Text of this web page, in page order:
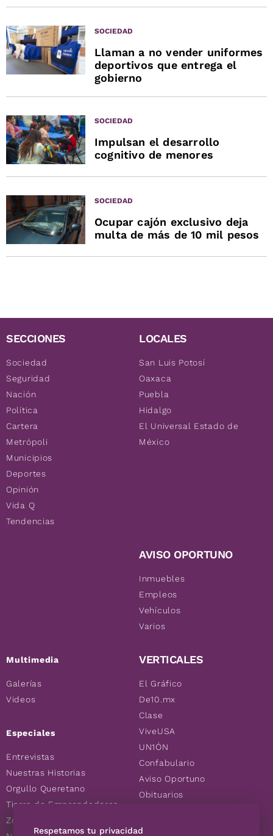
SOCIEDAD
Llaman a no vender uniformes
deportivos que entrega el
gobierno
SOCIEDAD
Impulsan el desarrollo
cognitivo de menores
SOCIEDAD
Ocupar cajón exclusivo deja
multa de más de 10 mil pesos
SECCIONES
Sociedad
Seguridad
Nación
Política
Cartera
Metrópoli
Municipios
Deportes
Opinión
Vida Q
Tendencias
Multimedia
Galerías
Videos
Especiales
Entrevistas
Nuestras Historias
Orgullo Queretano
Tierra de Emprendedores
Zoociales
LOCALES
San Luis Potosí
Oaxaca
Puebla
Hidalgo
El Universal Estado de
México
AVISO OPORTUNO
Inmuebles
Empleos
Vehículos
Varios
VERTICALES
El Gráfico
De10.mx
Clase
ViveUSA
UN1ÓN
Confabulario
Aviso Oportuno
Obituarios
Consultas
Respetamos tu privacidad